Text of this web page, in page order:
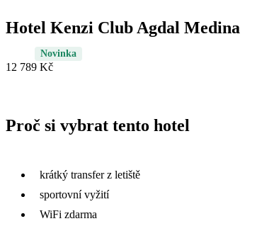
Hotel Kenzi Club Agdal Medina
Novinka
12 789 Kč
Proč si vybrat tento hotel
krátký transfer z letiště
sportovní vyžití
WiFi zdarma